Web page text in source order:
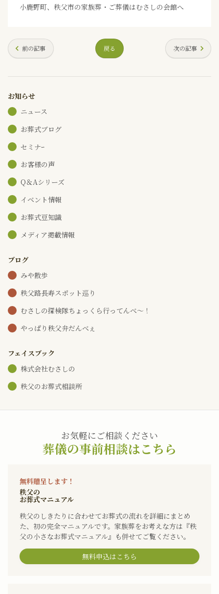
小鹿野町、秩父市の家族葬・ご葬儀はむさしの会館へ
前の記事 戻る 次の記事
お知らせ
ニュース
お葬式ブログ
セミナｰ
お客様の声
Q＆Aシリーズ
イベント情報
お葬式豆知識
メディア掲載情報
ブログ
みや散歩
秩父路長寿スポット巡り
むさしの探検隊ちょっくら行ってんべ～！
やっぱり秩父弁だんべぇ
フェイスブック
株式会社むさしの
秩父のお葬式相談所
お気軽にご相談ください
葬儀の事前相談はこちら
無料贈呈します！
秩父の
お葬式マニュアル
秩父のしきたりに合わせてお葬式の流れを詳細にまとめ
た、初の完全マニュアルです。家族葬をお考えな方は『秩
父の小さなお葬式マニュアル』も併せてご覧ください。
無料申込はこちら